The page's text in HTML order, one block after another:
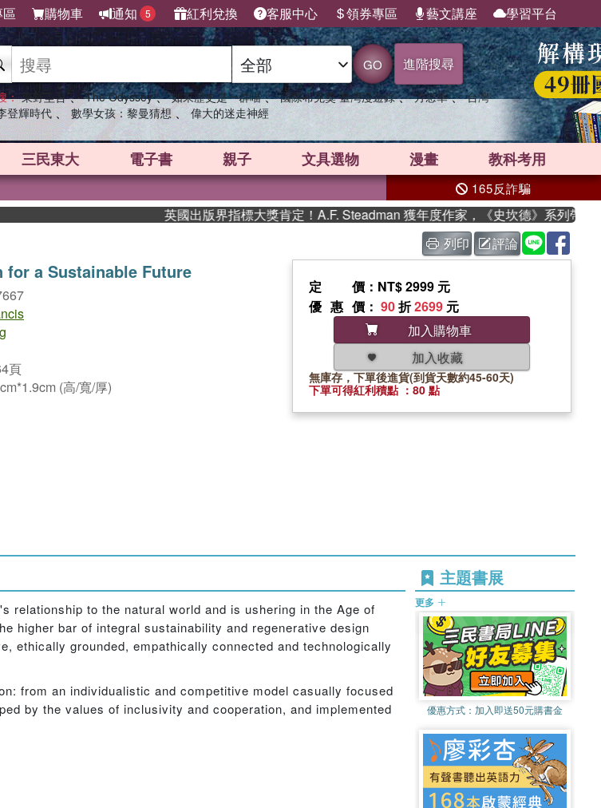
購物車 通知 5 紅利兌換 客服中心 領券專區 藝文講座 學習平台
GO 進階搜尋
： 東野圭吾 、 The Odyssey 、 如果歷史是一群喵 、 國際布克獎 臺灣漫遊錄 、 方念華 、 台灣
登輝時代 、 數學女孩：黎曼猜想 、 偉大的迷走神經
三民東大 電子書 親子 文具選物 漫畫 教科考用
165反詐騙
英國出版界指標大獎肯定！A.F. Steadman 獲年度作家，《史坎德》系列帶你踏上
列印 評論
for a Sustainable Future
頁
(高/寬/厚)
定價 ：NT$ 2999 元
優惠價 ： 90折2699 元
加入購物車
加入收藏
無庫存，下單後進貨(到貨天數約45-60天)
下單可得紅利積點 ：80 點
relationship to the natural world and is ushering in the Age of
higher bar of integral sustainability and regenerative design
ethically grounded, empathically connected and technologically
from an individualistic and competitive model casually focused
by the values of inclusivity and cooperation, and implemented
主題書展
更多
優惠方式： 加入即送50元購書金